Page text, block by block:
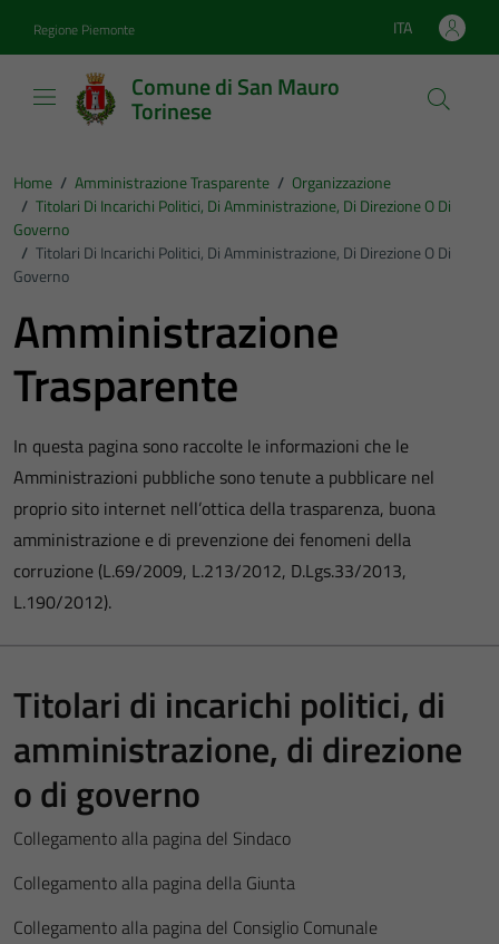
Regione Piemonte Lingua attiva:
ITA
Comune di San Mauro
Torinese
Home / Amministrazione Trasparente / Organizzazione
/ Titolari Di Incarichi Politici, Di Amministrazione, Di Direzione O Di
Governo
/ Titolari Di Incarichi Politici, Di Amministrazione, Di Direzione O Di
Governo
Amministrazione
Trasparente
In questa pagina sono raccolte le informazioni che le
Amministrazioni pubbliche sono tenute a pubblicare nel
proprio sito internet nell’ottica della trasparenza, buona
amministrazione e di prevenzione dei fenomeni della
corruzione (L.69/2009, L.213/2012, D.Lgs.33/2013,
L.190/2012).
Titolari di incarichi politici, di
amministrazione, di direzione
o di governo
Collegamento alla pagina del Sindaco
Collegamento alla pagina della Giunta
Collegamento alla pagina del Consiglio Comunale